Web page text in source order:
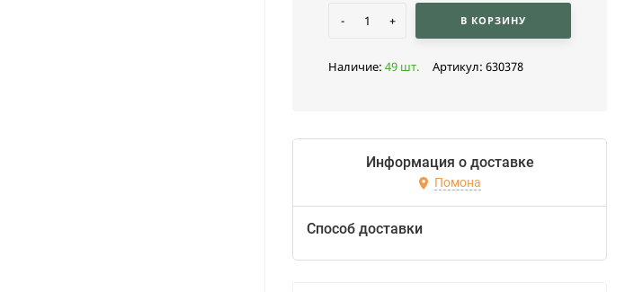
- + В КОРЗИНУ
Наличие: 49 шт. Артикул: 630378
Информация о доставке
Помона
Способ доставки